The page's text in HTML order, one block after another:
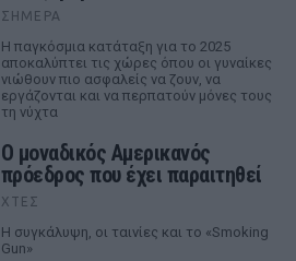
ΣΉΜΕΡΑ
Η παγκόσμια κατάταξη για το 2025
αποκαλύπτει τις χώρες όπου οι γυναίκες
νιώθουν πιο ασφαλείς να ζουν, να
εργάζονται και να περπατούν μόνες τους
τη νύχτα
Ο μοναδικός Αμερικανός
πρόεδρος που έχει παραιτηθεί
ΧΤΕΣ
Η συγκάλυψη, οι ταινίες και το «Smoking
Gun»